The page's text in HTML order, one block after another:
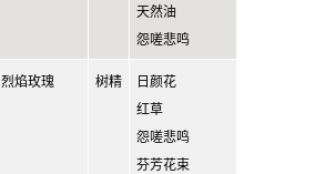
天然油
怨嗟悲鸣
烈焰玫瑰 树精
日颜花
红草
怨嗟悲鸣
芬芳花束